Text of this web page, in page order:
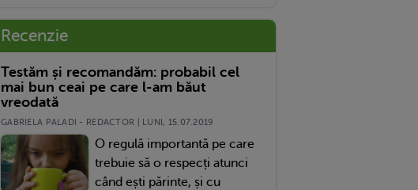
Recenzie
Testăm și recomandăm: probabil cel
mai bun ceai pe care l-am băut
vreodată
GABRIELA PALADI - REDACTOR | LUNI, 15.07.2019
O regulă importantă pe care
trebuie să o respecți atunci
când ești părinte, și cu